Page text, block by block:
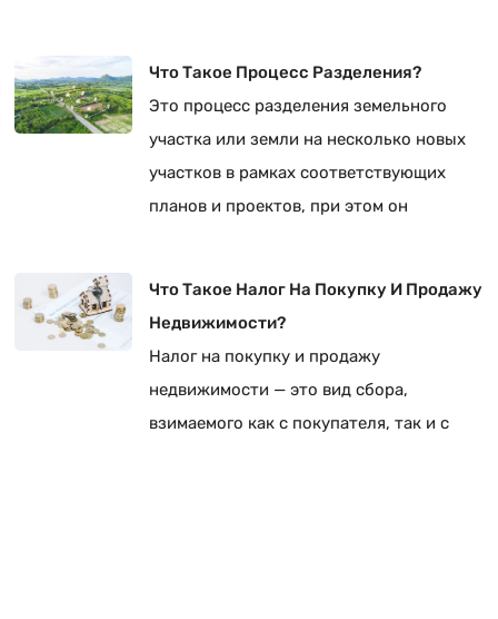
Что Такое Процесс Разделения?
Это процесс разделения земельного
участка или земли на несколько новых
участков в рамках соответствующих
планов и проектов, при этом он
Что Такое Налог На Покупку И Продажу
Недвижимости?
Налог на покупку и продажу
недвижимости — это вид сбора,
взимаемого как с покупателя, так и с